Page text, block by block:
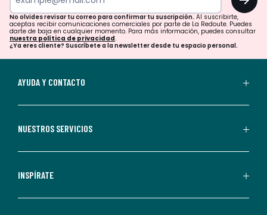
para
confirmar
tu
suscripción.
aceptas
comerciales
personalizadas
parte
No olvides revisar tu correo para confirmar tu suscripción. Al suscribirte,
aceptas recibir comunicaciones comerciales por parte de La Redoute. Puedes
darte de baja en cualquier momento. Para más información, puedes consultar
nuestra política de privacidad.
¿Ya eres cliente? Suscríbete a la newsletter desde tu espacio personal.
AYUDA Y CONTACTO
NUESTROS SERVICIOS
INSPÍRATE